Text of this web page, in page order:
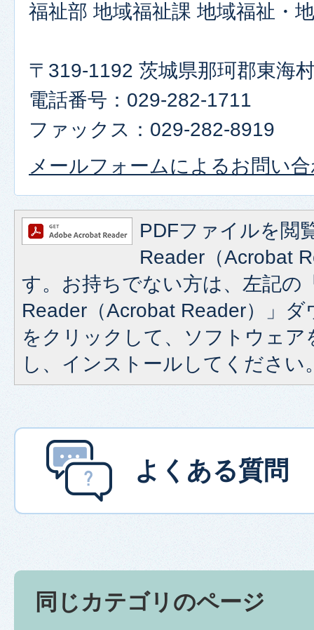
福祉部 地域福祉課 地域福祉・
〒319-1192 茨城県那珂郡東海
電話番号：029-282-1711
ファックス：029-282-8919
メールフォームによるお問い
PDFファイルを閲
Reader（Acrobat
す。お持ちでない方は、左記の
Reader（Acrobat Reader）」
をクリックして、ソフトウェア
し、インストールしてください
よくある質問
同じカテゴリのページ